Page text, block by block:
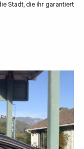
Stadt, die ihr garantiert